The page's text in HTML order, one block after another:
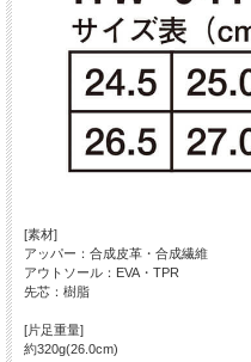
[素材]
アッパー：合成皮革・合成繊維
アウトソール：EVA・TPR
先芯：樹脂
[片足重量]
約320g(26.0cm)